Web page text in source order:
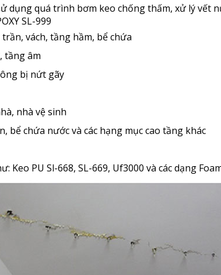
dụng quá trình bơm keo chống thấm, xử lý vết
SL-999
vách, tầng hầm, bể chứa
tầng âm
bị nứt gãy
nhà vệ sinh
bể chứa nước và các hạng mục cao tầng khác
PU Sl-668, SL-669, Uf3000 và các dạng